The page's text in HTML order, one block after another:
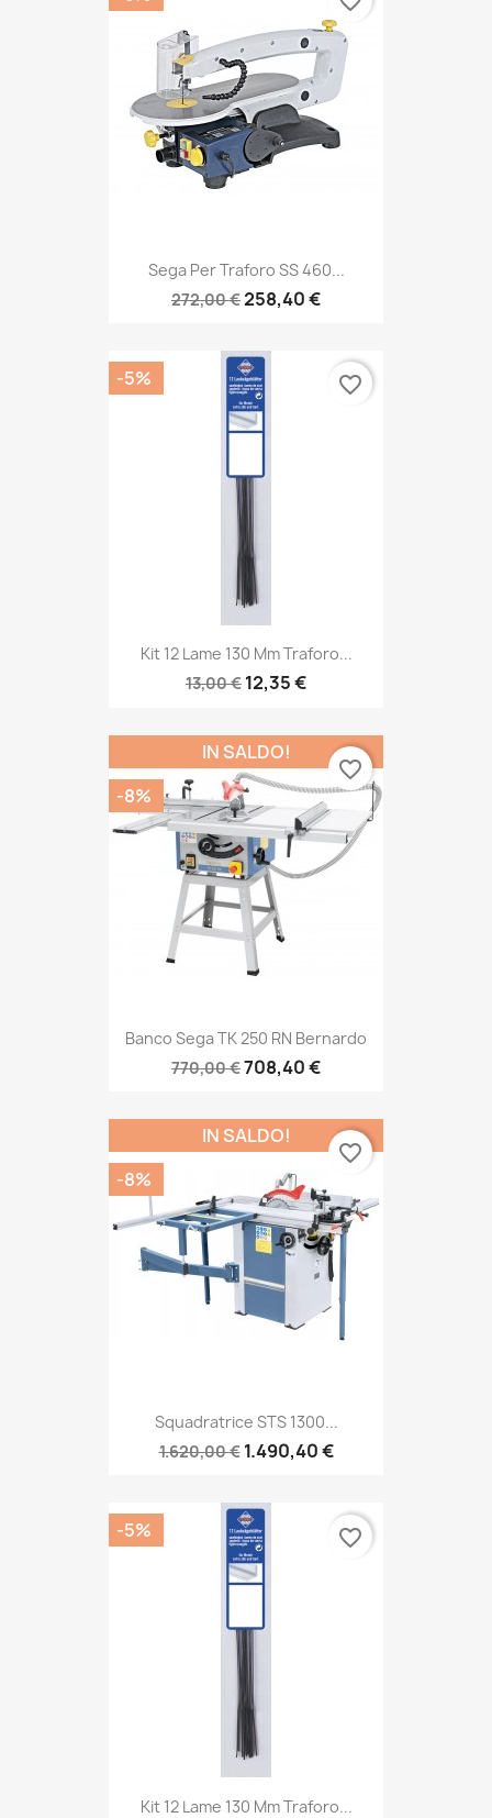
Sega Per Traforo SS 460...
272,00 €258,40 €
Kit 12 Lame 130 Mm Traforo...
13,00 € 12,35 €
-5% favorite_border
Banco Sega TK 250 RN Bernardo
770,00 €708,40 €
IN SALDO!
-8%
favorite_border
Squadratrice STS 1300...
1.620,00 € 1.490,40 €
IN SALDO!
-8%
favorite_border
Kit 12 Lame 130 Mm Traforo...
-5% favorite_border